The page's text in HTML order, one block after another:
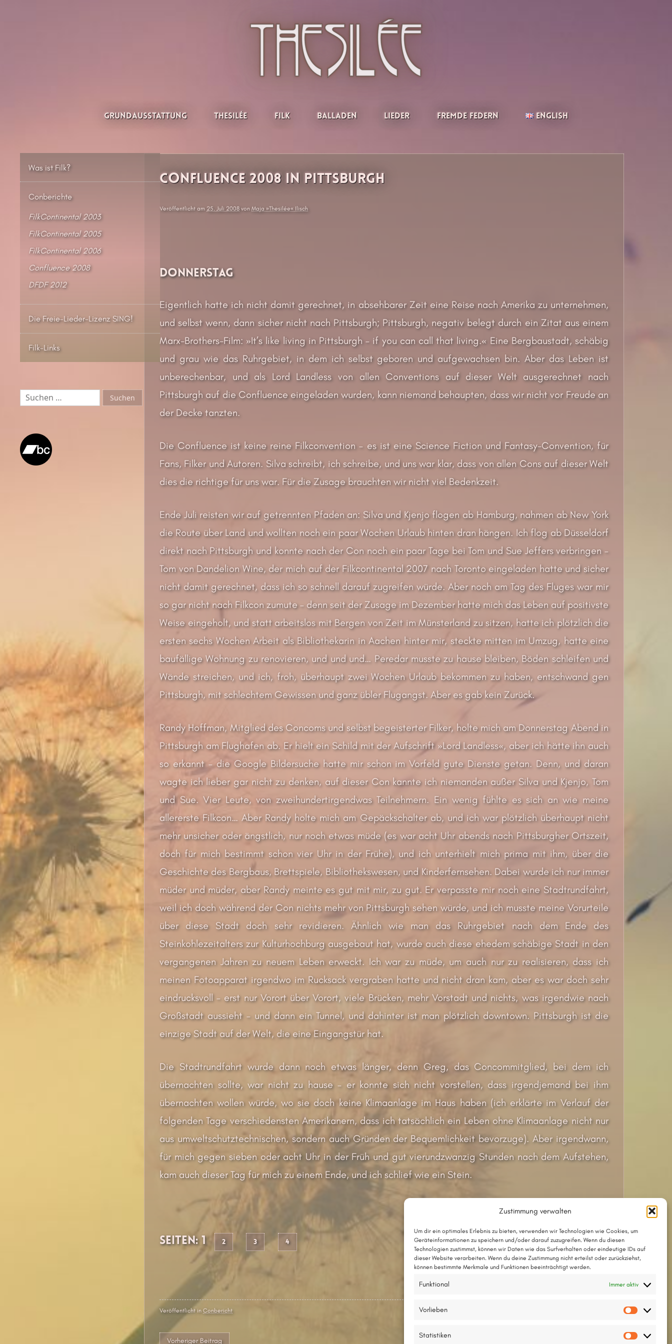
Zustimmung verwalten
Um dir ein optimales Erlebnis zu bieten, verwenden wir Technologien wie Cookies, um
Geräteinformationen zu speichern und/oder darauf zuzugreifen. Wenn du diesen
Technologien zustimmst, können wir Daten wie das Surfverhalten oder eindeutige IDs auf
dieser Website verarbeiten. Wenn du deine Zustimmung nicht erteilst oder zurückziehst,
können bestimmte Merkmale und Funktionen beeinträchtigt werden.
Funktional Immer aktiv
Vorlieben
Statistiken
Thesilée – Filk & Folk
Grundausstattung Thesilée Filk Balladen Lieder Fremde Federn English
Confluence 2008 in Pittsburgh
Veröffentlicht am 25. Juli 2008von Maja »Thesilée« Ilisch
Donnerstag
Eigentlich hatte ich nicht damit gerechnet, in absehbarer Zeit eine Reise nach Amerika zu unternehmen,
und selbst wenn, dann sicher nicht nach Pittsburgh; Pittsburgh, negativ belegt durch ein Zitat aus einem
Marx-Brothers-Film: »It’s like living in Pittsburgh – if you can call that living.« Eine Bergbaustadt, schäbig
und grau wie das Ruhrgebiet, in dem ich selbst geboren und aufgewachsen bin. Aber das Leben ist
unberechenbar, und als Lord Landless von allen Conventions auf dieser Welt ausgerechnet nach
Pittsburgh auf die Confluence eingeladen wurden, kann niemand behaupten, dass wir nicht vor Freude an
der Decke tanzten.
Die Confluence ist keine reine Filkconvention – es ist eine Science Fiction und Fantasy-Convention, für
Fans, Filker und Autoren. Silva schreibt, ich schreibe, und uns war klar, dass von allen Cons auf dieser Welt
dies die richtige für uns war. Für die Zusage brauchten wir nicht viel Bedenkzeit.
Ende Juli reisten wir auf getrennten Pfaden an: Silva und Kjenjo flogen ab Hamburg, nahmen ab New York
die Route über Land und wollten noch ein paar Wochen Urlaub hinten dran hängen. Ich flog ab Düsseldorf
direkt nach Pittsburgh und konnte nach der Con noch ein paar Tage bei Tom und Sue Jeffers verbringen –
Tom von Dandelion Wine, der mich auf der Filkcontinental 2007 nach Toronto eingeladen hatte und sicher
nicht damit gerechnet, dass ich so schnell darauf zugreifen würde. Aber noch am Tag des Fluges war mir
so gar nicht nach Filkcon zumute – denn seit der Zusage im Dezember hatte mich das Leben auf positivste
Weise eingeholt, und statt arbeitslos mit Bergen von Zeit im Münsterland zu sitzen, hatte ich plötzlich die
ersten sechs Wochen Arbeit als Bibliothekarin in Aachen hinter mir, steckte mitten im Umzug, hatte eine
baufällige Wohnung zu renovieren, und und und… Peredar musste zu hause bleiben, Böden schleifen und
Wände streichen, und ich, froh, überhaupt zwei Wochen Urlaub bekommen zu haben, entschwand gen
Pittsburgh, mit schlechtem Gewissen und ganz übler Flugangst. Aber es gab kein Zurück.
Randy Hoffman, Mitglied des Concoms und selbst begeisterter Filker, holte mich am Donnerstag Abend in
Pittsburgh am Flughafen ab. Er hielt ein Schild mit der Aufschrift »Lord Landless«, aber ich hätte ihn auch
so erkannt – die Google Bildersuche hatte mir schon im Vorfeld gute Dienste getan. Denn, und daran
wagte ich lieber gar nicht zu denken, auf dieser Con kannte ich niemanden außer Silva und Kjenjo, Tom
und Sue. Vier Leute, von zweihundertirgendwas Teilnehmern. Ein wenig fühlte es sich an wie meine
allererste Filkcon… Aber Randy holte mich am Gepäckschalter ab, und ich war plötzlich überhaupt nicht
mehr unsicher oder ängstlich, nur noch etwas müde (es war acht Uhr abends nach Pittsburgher Ortszeit,
doch für mich bestimmt schon vier Uhr in der Frühe), und ich unterhielt mich prima mit ihm, über die
Geschichte des Bergbaus, Brettspiele, Bibliothekswesen, und Kinderfernsehen. Dabei wurde ich nur immer
müder und müder, aber Randy meinte es gut mit mir, zu gut. Er verpasste mir noch eine Stadtrundfahrt,
weil ich doch während der Con nichts mehr von Pittsburgh sehen würde, und ich musste meine Vorurteile
über diese Stadt doch sehr revidieren. Ähnlich wie man das Ruhrgebiet nach dem Ende des
Steinkohlezeitalters zur Kulturhochburg ausgebaut hat, wurde auch diese ehedem schäbige Stadt in den
vergangenen Jahren zu neuem Leben erweckt. Ich war zu müde, um auch nur zu realisieren, dass ich
meinen Fotoapparat irgendwo im Rucksack vergraben hatte und nicht dran kam, aber es war doch sehr
eindrucksvoll – erst nur Vorort über Vorort, viele Brücken, mehr Vorstadt und nichts, was irgendwie nach
Großstadt aussieht – und dann ein Tunnel, und dahinter ist man plötzlich downtown. Pittsburgh ist die
einzige Stadt auf der Welt, die eine Eingangstür hat.
Die Stadtrundfahrt wurde dann noch etwas länger, denn Greg, das Concommitglied, bei dem ich
übernachten sollte, war nicht zu hause – er konnte sich nicht vorstellen, dass irgendjemand bei ihm
übernachten wollen würde, wo sie doch keine Klimaanlage im Haus haben (ich erklärte im Verlauf der
folgenden Tage verschiedensten Amerikanern, dass ich tatsächlich ein Leben ohne Klimaanlage nicht nur
aus umweltschutztechnischen, sondern auch Gründen der Bequemlichkeit bevorzuge). Aber irgendwann,
für mich gegen sieben oder acht Uhr in der Früh und gut vierundzwanzig Stunden nach dem Aufstehen,
kam auch dieser Tag für mich zu einem Ende, und ich schlief wie ein Stein.
Seiten: 1 2 3 4
Veröffentlicht in Conbericht
Beitragsnavigation
Vorheriger Beitrag
Was ist Filk?
Conberichte
FilkContinental 2003
FilkContinental 2005
FilkContinental 2006
Confluence 2008
DFDF 2012
Die Freie-Lieder-Lizenz SING!
Filk-Links
Suchen
nach: